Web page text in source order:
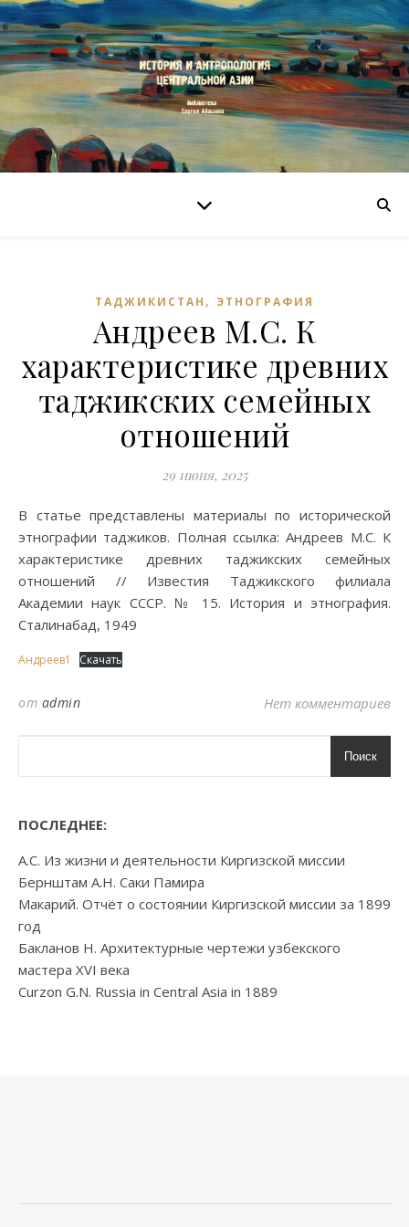
ТАДЖИКИСТАН , ЭТНОГРАФИЯ
Андреев М.С. К
характеристике древних
таджикских семейных
отношений
29 июня, 2025
В статье представлены материалы по исторической
этнографии таджиков. Полная ссылка: Андреев М.С. К
характеристике древних таджикских семейных
отношений // Известия Таджикского филиала
Академии наук СССР. № 15. История и этнография.
Сталинабад, 1949
Андреев1 Скачать
от admin Нет комментариев
Поиск
ПОСЛЕДНЕЕ:
А.С. Из жизни и деятельности Киргизской миссии
Бернштам А.Н. Саки Памира
Макарий. Отчёт о состоянии Киргизской миссии за 1899
год
Бакланов Н. Архитектурные чертежи узбекского
мастера XVI века
Curzon G.N. Russia in Central Asia in 1889